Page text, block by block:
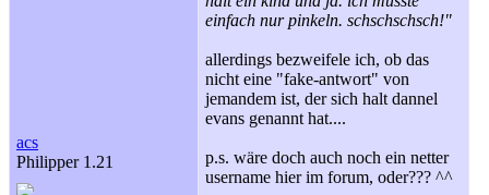
acs
Philipper 1.21
einfach nur pinkeln. schschschsch!"
allerdings bezweifele ich, ob das
nicht eine "fake-antwort" von
jemandem ist, der sich halt dannel
evans genannt hat....
p.s. wäre doch auch noch ein netter
username hier im forum, oder??? ^^